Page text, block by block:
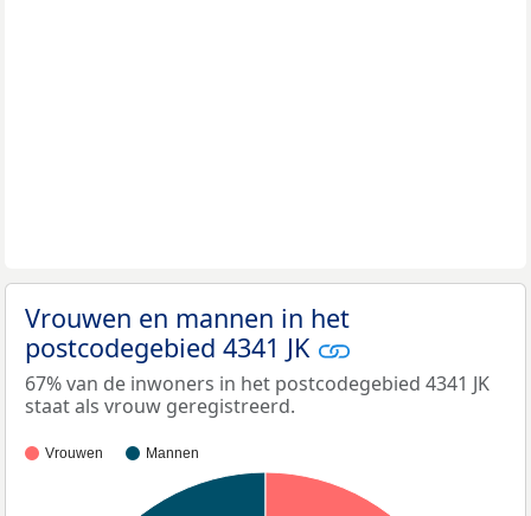
Vrouwen en mannen in het
postcodegebied 4341 JK
67% van de inwoners in het postcodegebied 4341 JK
staat als vrouw geregistreerd.
Vrouwen Mannen